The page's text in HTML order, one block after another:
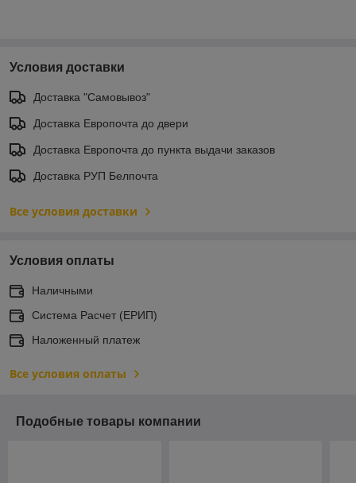
Условия доставки
Доставка "Самовывоз"
Доставка Европочта до двери
Доставка Европочта до пункта выдачи заказов
Доставка РУП Белпочта
Все условия доставки
Условия оплаты
Наличными
Система Расчет (ЕРИП)
Наложенный платеж
Все условия оплаты
Подобные товары компании